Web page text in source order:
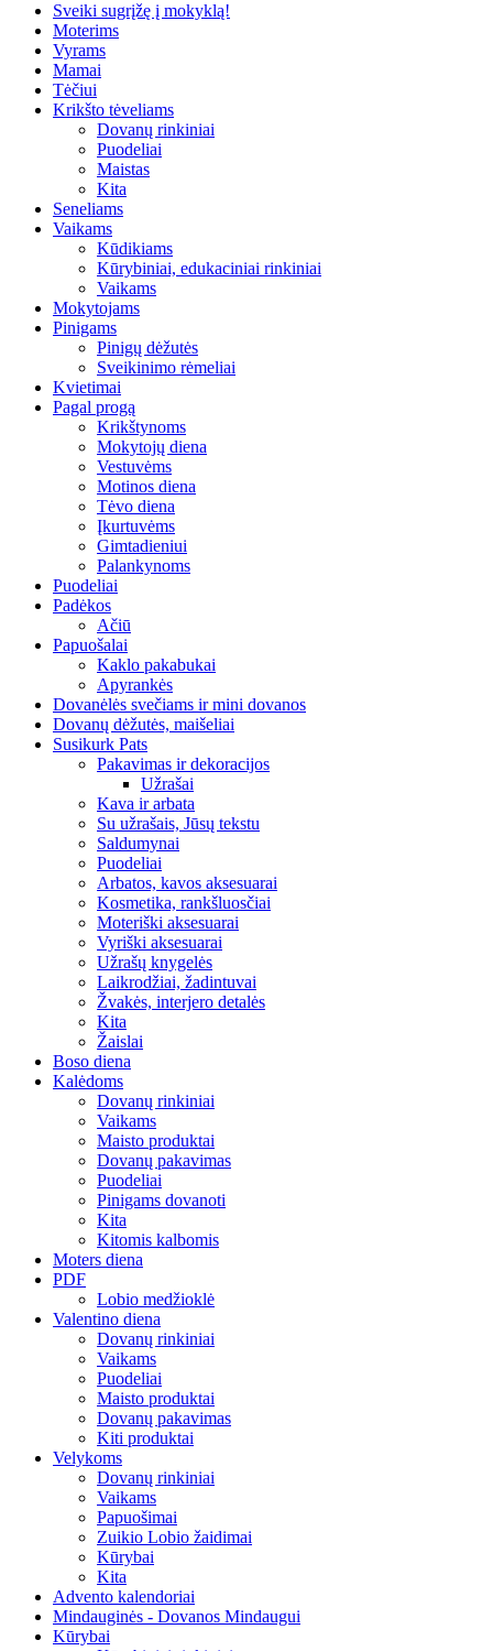
Sveiki sugrįžę į mokyklą!
Moterims
Vyrams
Mamai
Tėčiui
Krikšto tėveliams
Dovanų rinkiniai
Puodeliai
Maistas
Kita
Seneliams
Vaikams
Kūdikiams
Kūrybiniai, edukaciniai rinkiniai
Vaikams
Mokytojams
Pinigams
Pinigų dėžutės
Sveikinimo rėmeliai
Kvietimai
Pagal progą
Krikštynoms
Mokytojų diena
Vestuvėms
Motinos diena
Tėvo diena
Įkurtuvėms
Gimtadieniui
Palankynoms
Puodeliai
Padėkos
Ačiū
Papuošalai
Kaklo pakabukai
Apyrankės
Dovanėlės svečiams ir mini dovanos
Dovanų dėžutės, maišeliai
Susikurk Pats
Pakavimas ir dekoracijos
Užrašai
Kava ir arbata
Su užrašais, Jūsų tekstu
Saldumynai
Puodeliai
Arbatos, kavos aksesuarai
Kosmetika, rankšluosčiai
Moteriški aksesuarai
Vyriški aksesuarai
Užrašų knygelės
Laikrodžiai, žadintuvai
Žvakės, interjero detalės
Kita
Žaislai
Boso diena
Kalėdoms
Dovanų rinkiniai
Vaikams
Maisto produktai
Dovanų pakavimas
Puodeliai
Pinigams dovanoti
Kita
Kitomis kalbomis
Moters diena
PDF
Lobio medžioklė
Valentino diena
Dovanų rinkiniai
Vaikams
Puodeliai
Maisto produktai
Dovanų pakavimas
Kiti produktai
Velykoms
Dovanų rinkiniai
Vaikams
Papuošimai
Zuikio Lobio žaidimai
Kūrybai
Kita
Advento kalendoriai
Mindauginės - Dovanos Mindaugui
Kūrybai